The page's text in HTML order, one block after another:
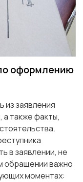
оформлению
из заявления
также факты,
в заявлении, не
обращении важно
моментах: